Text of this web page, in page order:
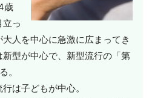
歳
っ
人を中心に急激に広まってき
型が中心で、新型流行の「第
。
は子どもが中心。